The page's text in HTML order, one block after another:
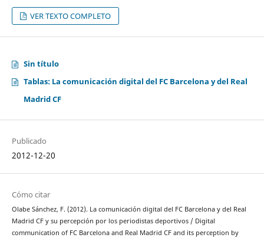
VER TEXTO COMPLETO
Sin título
Tablas: La comunicación digital del FC Barcelona y del Real
Madrid CF
Publicado
2012-12-20
Cómo citar
Olabe Sánchez, F. (2012). La comunicación digital del FC Barcelona y del Real
Madrid CF y su percepción por los periodistas deportivos / Digital
communication of FC Barcelona and Real Madrid CF and its perception by